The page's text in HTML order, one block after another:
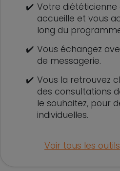
✔️ Votre diététicienne
accueille et vous
long du
✔️ Vous échangez
de messagerie.
✔️ Vous la retrouvez
des consultations
le souhaitez, pour
individuelles.
Voir tous les